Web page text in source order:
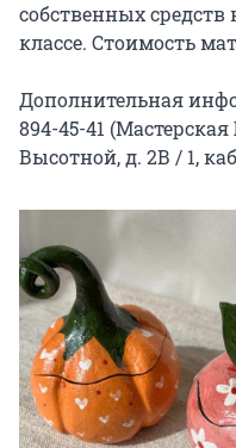
собственных средств
классе. Стоимость
Дополнительная
894-45-41
Высотной, д. 2В / 1,